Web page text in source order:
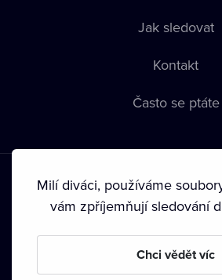
Jak sledovat
Kontakt
Často se ptáte
Podmínky používání • Ochrana
• Autorská práva•
Milí diváci, používáme
vám zpříjemňují sledování
Chci vědět víc